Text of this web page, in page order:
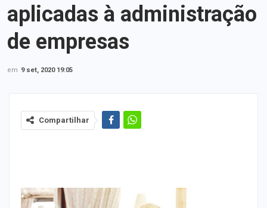
aplicadas à administração
de empresas
em 9 set, 2020 19:05
Compartilhar